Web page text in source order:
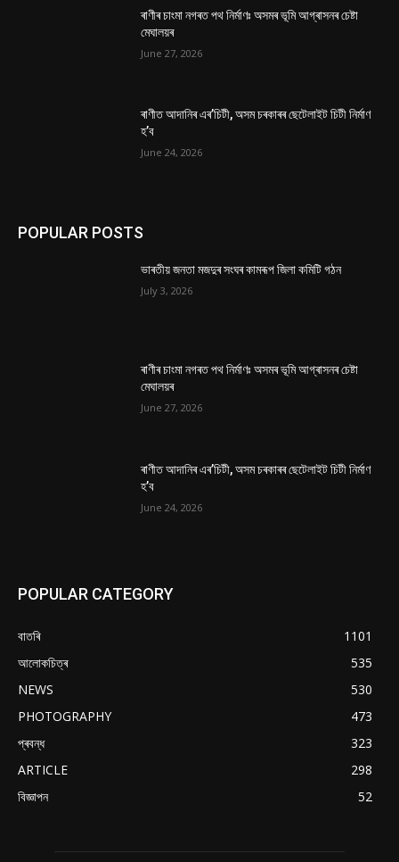
ৰাণীৰ চাংমা নগৰত পথ নিৰ্মাণঃ অসমৰ ভূমি আগ্ৰাসনৰ চেষ্টা
মেঘালয়ৰ
June 27, 2026
ৰাণীত আদানিৰ এৰ’চিটী, অসম চৰকাৰৰ ছেটেলাইট চিটী নিৰ্মাণ
হ’ব
June 24, 2026
POPULAR POSTS
ভাৰতীয় জনতা মজদুৰ সংঘৰ কামৰূপ জিলা কমিটি গঠন
July 3, 2026
ৰাণীৰ চাংমা নগৰত পথ নিৰ্মাণঃ অসমৰ ভূমি আগ্ৰাসনৰ চেষ্টা
মেঘালয়ৰ
June 27, 2026
ৰাণীত আদানিৰ এৰ’চিটী, অসম চৰকাৰৰ ছেটেলাইট চিটী নিৰ্মাণ
হ’ব
June 24, 2026
POPULAR CATEGORY
বাতৰি
1101
আলোকচিত্ৰ
535
NEWS
530
PHOTOGRAPHY
473
প্ৰবন্ধ
323
ARTICLE
298
বিজ্ঞাপন
52